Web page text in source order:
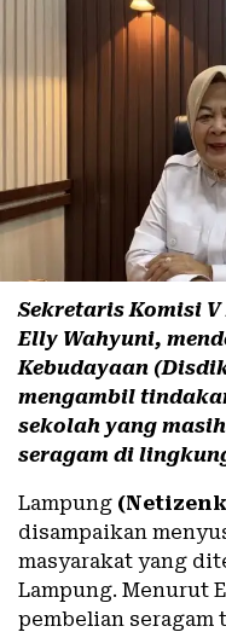
Sekretaris Komisi
Elly Wahyuni,
Kebudayaan
mengambil
sekolah yang
seragam di
Lampung
disampaikan
masyarakat yang
Lampung. Menurut
pembelian